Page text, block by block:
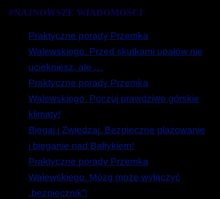
#NAJNOWSZE WIADOMOŚCI
Praktyczne porady Przemka
Walewskiego. Przed skutkami upałów nie
uciekniesz, ale …
Praktyczne porady Przemka
Walewskiego. Poczuj prawdziwe górskie
klimaty!
Biegaj i Zwiedzaj. Bezpieczne plażowanie
i bieganie nad Bałtykiem!
Praktyczne porady Przemka
Walewskiego. Mózg może wyłączyć
„bezpiecznik”!